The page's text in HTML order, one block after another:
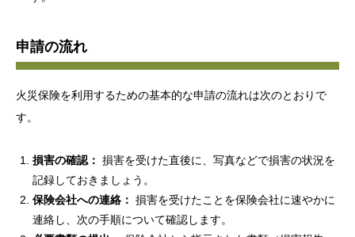
申請の流れ
火災保険を利用するための基本的な申請の流れは次のとおりで
す。
損害の確認： 損害を受けた直後に、写真などで損害の状況を
記録しておきましょう。
保険会社への連絡： 損害を受けたことを保険会社に速やかに
連絡し、次の手順について確認します。